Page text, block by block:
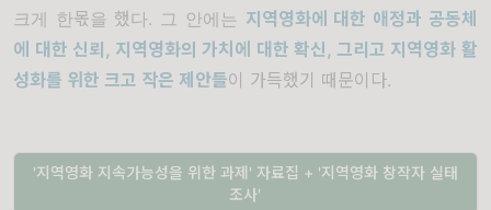
크게 한몫을 했다. 그 안에는 지역영화에 대한 애정과 공동체
에 대한 신뢰, 지역영화의 가치에 대한 확신, 그리고 지역영화 활
성화를 위한 크고 작은 제안들이 가득했기 때문이다.
'지역영화 지속가능성을 위한 과제' 자료집 + '지역영화 창작자 실태
조사'